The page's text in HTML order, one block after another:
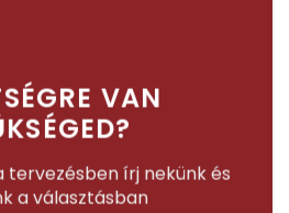
VAN
tervezésben írj nekünk és
a választásban